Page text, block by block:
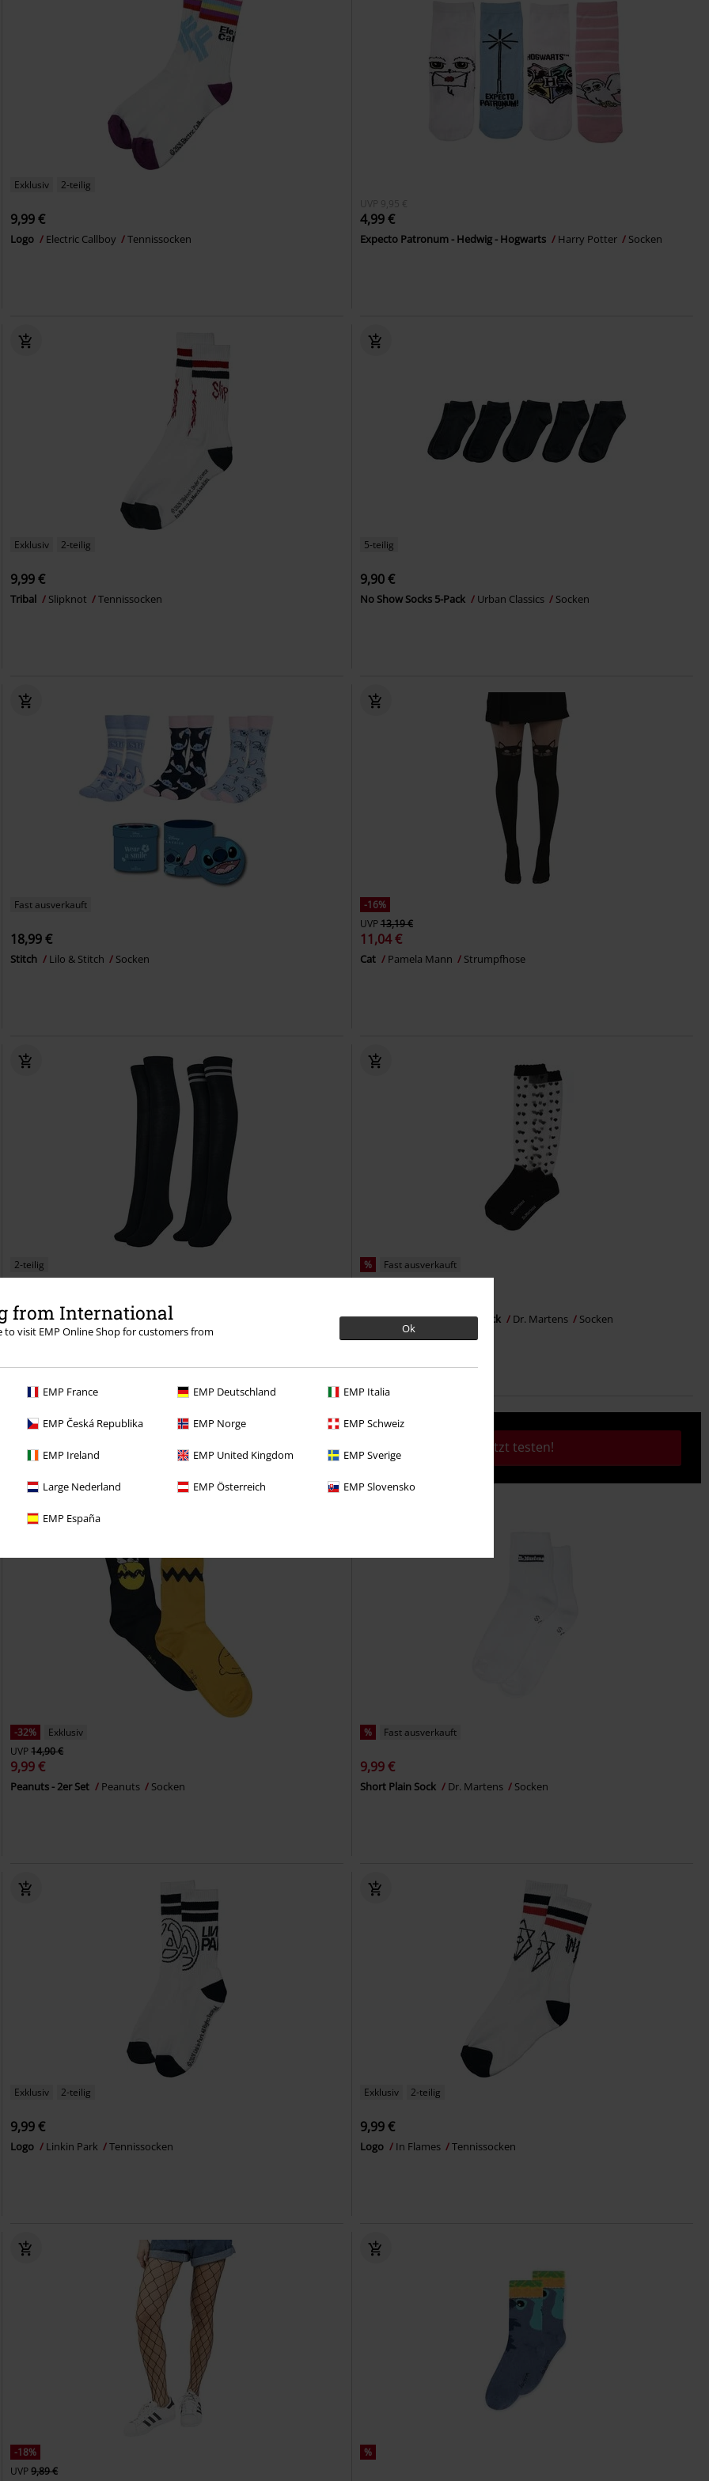
from International
to visit EMP Online Shop for customers from
Ok
EMP France EMP Deutschland EMP Italia
EMP Česká Republika EMP Norge EMP Schweiz
EMP Ireland EMP United Kingdom EMP Sverige
Large Nederland EMP Österreich EMP Slovensko
EMP España
Exklusiv 2-teilig
9,99 €
Logo Electric Callboy Tennissocken
UVP 9,95 €
4,99 €
Expecto Patronum - Hedwig - Hogwarts Harry Potter Socken
Exklusiv 2-teilig
9,99 €
Tribal Slipknot Tennissocken
5-teilig
9,90 €
No Show Socks 5-Pack Urban Classics Socken
Fast ausverkauft
18,99 €
Stitch Lilo & Stitch Socken
-16%
UVP13,19 €
11,04 €
Cat Pamela Mann Strumpfhose
2-teilig
Ladies Overknee Socks 2-Pack Urban Classics
% Fast ausverkauft
Short Heart Mesh Sock - Black Dr. Martens Socken
das 30 Tage Test-Abo für unseren BACKSTAGE CLUB Jetzt testen!
-32%
Exklusiv
UVP14,90 €
9,99 €
Peanuts - 2er Set Peanuts Socken
% Fast ausverkauft
9,99 €
Short Plain Sock Dr. Martens Socken
Exklusiv 2-teilig
9,99 €
Logo Linkin Park Tennissocken
Exklusiv 2-teilig
9,99 €
Logo In Flames Tennissocken
-18%
UVP9,89 €
%